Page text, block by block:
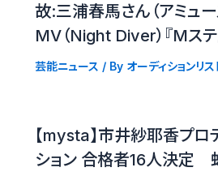
故:三浦春馬さん（アミュ
MV（Night Diver）『Mス
芸能ニュース / By オーディションリ
【mysta】市井紗耶香プロ
ション 合格者16人決定